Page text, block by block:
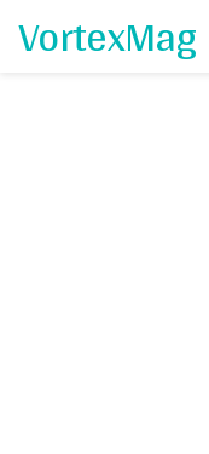
VortexMag